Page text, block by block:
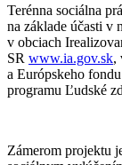
Terénna sociálna
na základe účasti v
v obciach
SR www.ia.gov.sk,
a Európskeho
programu Ľudské
Zámerom projektu